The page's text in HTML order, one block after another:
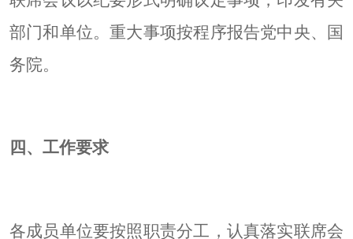
部门和单位。重大事项按程序报告党中央、国
务院。
四、工作要求
各成员单位要按照职责分工，认真落实联席会